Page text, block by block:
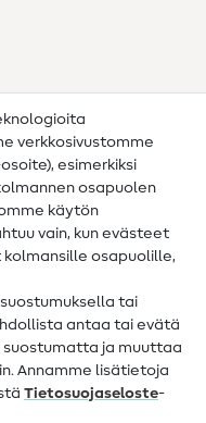
verkkosivustomme
esimerkiksi
osapuolen
käytön
vain, kun evästeet
osapuolille,
tai
antaa tai evätä
suostumatta ja muuttaa
Annamme lisätietoja
Tietosuojaseloste-